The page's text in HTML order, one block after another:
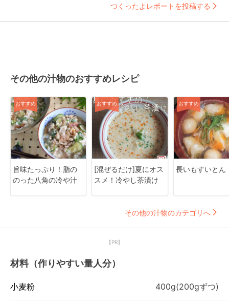
つくったよレポートを投稿する
その他の汁物のおすすめレシピ
おすすめ
旨味たっぷり！脂の
のった八角の冷や汁
おすすめ
[混ぜるだけ]夏にオス
スメ！冷やし茶漬け
おすすめ
長いもすいとん
その他の汁物のカテゴリへ
【PR】
材料（作りやすい量人分）
小麦粉 400g(200gずつ)